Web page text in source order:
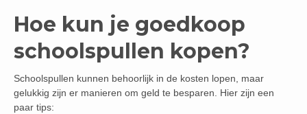
Hoe kun je goedkoop
schoolspullen kopen?
Schoolspullen kunnen behoorlijk in de kosten lopen, maar
gelukkig zijn er manieren om geld te besparen. Hier zijn een
paar tips: